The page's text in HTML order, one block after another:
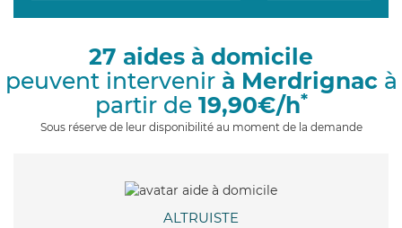
g
i
27 aides à domicile
peuvent intervenir à Merdrignacà
partir de 19,90€/h*
Sous réserve de leur disponibilité au moment de la demande
ALTRUISTE